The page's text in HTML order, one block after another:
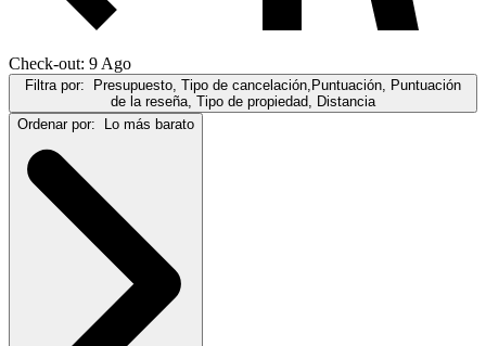
Check-out: 9 Ago
Filtra por:
Presupuesto, Tipo de cancelación,Puntuación, Puntuación
de la reseña, Tipo de propiedad, Distancia
Ordenar por:
Lo más barato